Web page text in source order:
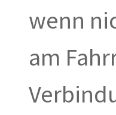
wenn
am